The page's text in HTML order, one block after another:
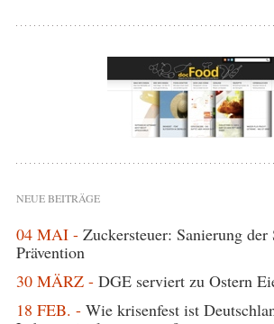
NEUE BEITRÄGE
04 MAI - Zuckersteuer: Sanierung der
Prävention
30 MÄRZ - DGE serviert zu Ostern
18 FEB. - Wie krisenfest ist